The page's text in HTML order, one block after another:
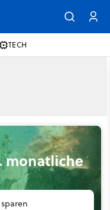
TECH
monatliche